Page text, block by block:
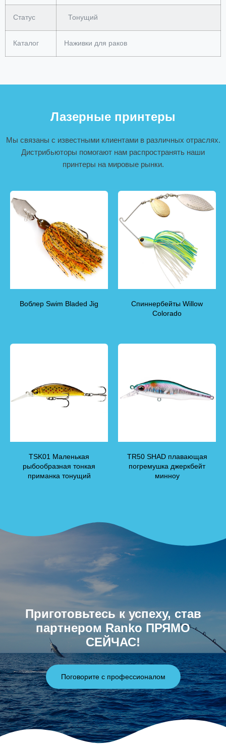
Статус Тонущий
Каталог Наживки для раков
Лазерные принтеры
Мы связаны с известными клиентами в различных отраслях.
Дистрибьюторы помогают нам распространять наши
принтеры на мировые рынки.
Воблер Swim Bladed Jig
Спиннербейты Willow
Colorado
TSK01 Маленькая
рыбообразная тонкая
приманка тонущий
TR50 SHAD плавающая
погремушка джеркбейт
минноу
Приготовьтесь к успеху, став
партнером Ranko ПРЯМО
СЕЙЧАС!
Поговорите с профессионалом